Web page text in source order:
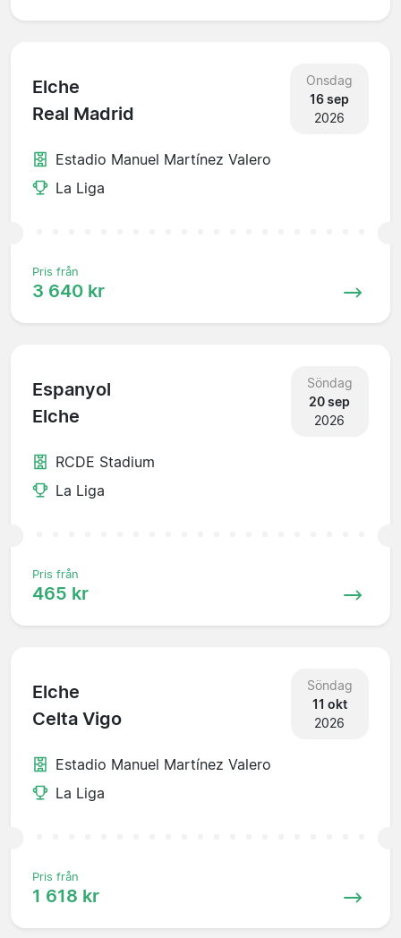
Elche
Real Madrid
Onsdag
16 sep
2026
Estadio Manuel Martínez Valero
La Liga
Pris från
3 640 kr
Espanyol
Elche
Söndag
20 sep
2026
RCDE Stadium
La Liga
Pris från
465 kr
Elche
Celta Vigo
Söndag
11 okt
2026
Estadio Manuel Martínez Valero
La Liga
Pris från
1 618 kr